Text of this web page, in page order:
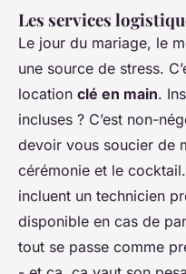
Les services
Le jour du mariage, le
une source de stress.
location clé en main.
incluses ? C’est non-
devoir vous soucier de
cérémonie et le
incluent un technicien
disponible en cas de
tout se passe comme